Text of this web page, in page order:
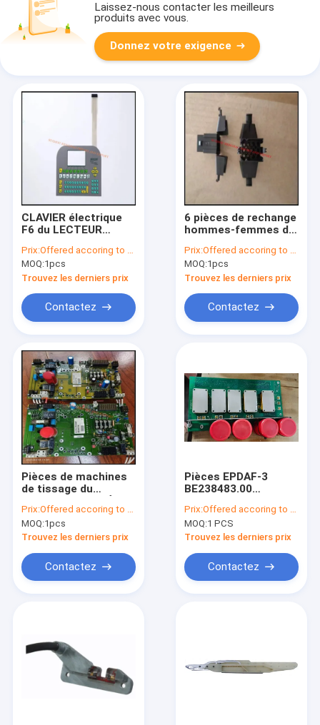
Au sujet de nous
Laissez-nous contacter les meilleurs
produits avec vous.
Donnez votre exigence
CLAVIER électrique
F6 du LECTEUR
rechange BA206204
VAMATEX
PROMATECH V
Prix:Offered accoring to the Qty ,Exchange Rate
MOQ:1pcs
Trouvez les derniers prix
Contactez
6 pièces de rechange
hommes-femmes de
de Picanol de
connecteur de trou
du trou 12
Prix:Offered accoring to the Qty ,Exchange Rate
MOQ:1pcs
Trouvez les derniers prix
Contactez
Pièces de machines
de tissage du
SUP-3 Picanol du
PANNEAU BE205736
Prix:Offered accoring to the Qty ,Exchange Rate
MOQ:1pcs
Trouvez les derniers prix
Contactez
Pièces EPDAF-3
BE238483.00
machines de tissage
de Picanol
Prix:Offered accoring to the Qty ,Exchange Rate
MOQ:1 PCS
Trouvez les derniers prix
Contactez